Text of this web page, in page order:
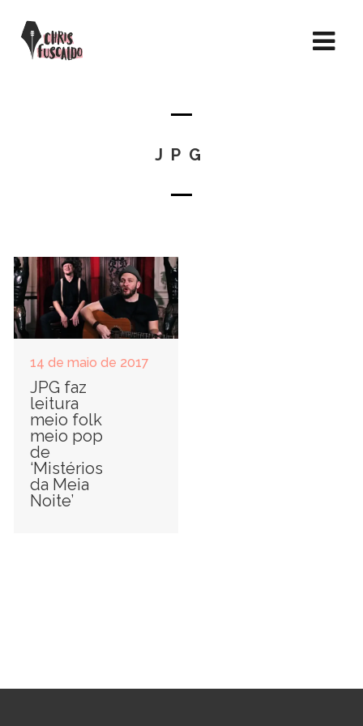
JPG
14 de maio de 2017
JPG faz
leitura
meio folk
meio pop
de
‘Mistérios
da Meia
Noite’